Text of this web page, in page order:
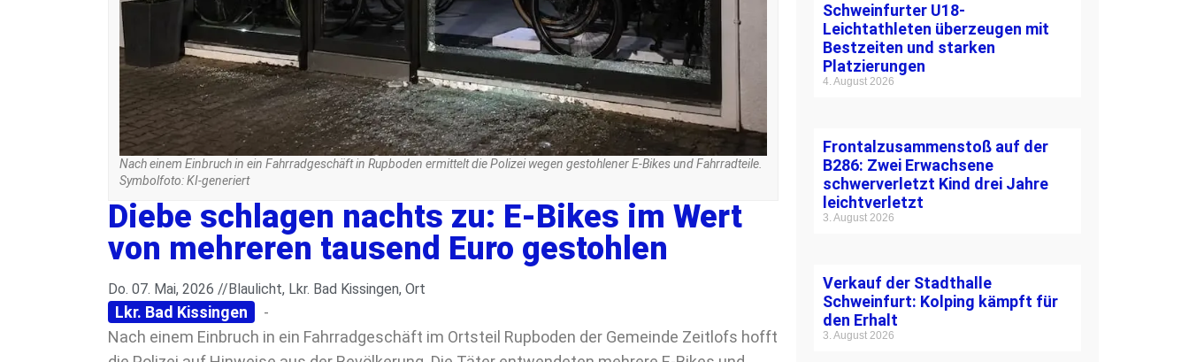
Nach einem Einbruch in ein Fahrradgeschäft in Rupboden ermittelt die Polizei wegen gestohlener E-Bikes und Fahrradteile.
Symbolfoto: KI-generiert
Diebe schlagen nachts zu: E-Bikes im Wert
von mehreren tausend Euro gestohlen
Do. 07. Mai, 2026 //Blaulicht, Lkr. Bad Kissingen, Ort
Lkr. Bad Kissingen
-
Nach einem Einbruch in ein Fahrradgeschäft im Ortsteil Rupboden der Gemeinde Zeitlofs hofft
Schweinfurter U18-
Leichtathleten überzeugen mit
Bestzeiten und starken
Platzierungen
4. August 2026
Frontalzusammenstoß auf der
B286: Zwei Erwachsene
schwerverletzt Kind drei Jahre
leichtverletzt
3. August 2026
Verkauf der Stadthalle
Schweinfurt: Kolping kämpft für
den Erhalt
3. August 2026